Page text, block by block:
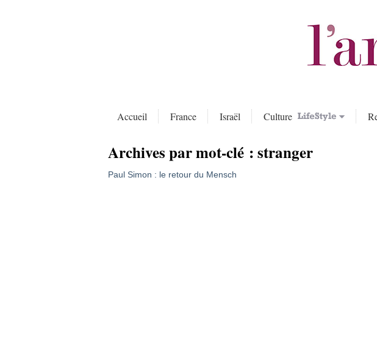
Accueil France Israël Culture
Archives par mot-clé :stranger
Paul Simon : le retour du Mensch